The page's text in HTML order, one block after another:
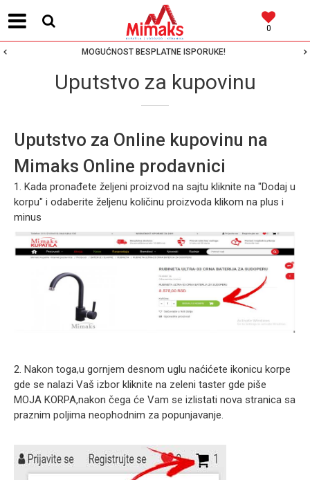
0
MOGUĆNOST BESPLATNE ISPORUKE!
Uputstvo za kupovinu
Uputstvo za Online kupovinu na
Mimaks Online prodavnici
1. Kada pronađete željeni proizvod na sajtu kliknite na "Dodaj u
korpu" i odaberite željenu količinu proizvoda klikom na plus i
minus
2. Nakon toga,u gornjem desnom uglu naćićete ikonicu korpe
gde se nalazi Vaš izbor kliknite na zeleni taster gde piše
MOJA KORPA,nakon čega će Vam se izlistati nova stranica sa
praznim poljima neophodnim za popunjavanje.